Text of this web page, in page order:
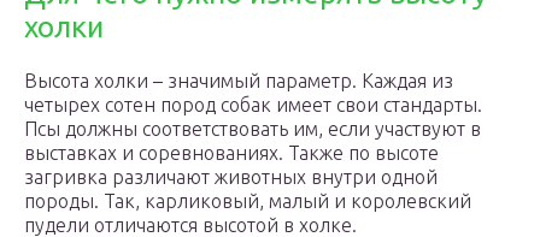
холки
Высота холки – значимый параметр. Каждая из
четырех сотен пород собак имеет свои стандарты.
Псы должны соответствовать им, если участвуют в
выставках и соревнованиях. Также по высоте
загривка различают животных внутри одной
породы. Так, карликовый, малый и королевский
пудели отличаются высотой в холке.